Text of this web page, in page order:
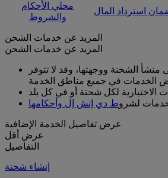
محلي الأحكام
والشروط
استرداد المال
المزيد عن خدمات الشحن
المزيد عن خدمات الشحن
منشأ الشحنة ووجهتها، وقد لا تتوفر
لشروط دي إتش إل وأحكامها
عرض تفاصيل الخدمة الإضافية
عرض أقل
التفاصيل
إنشاء شحنة